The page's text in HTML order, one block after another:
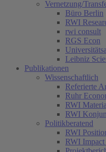
Vernetzung/
Büro Berlin
RWI
rwi consult
RGS Econ
Leibniz
Publikationen
Wissenschaftlich
Referierte
Ruhr
RWI
RWI
Politikberatend
RWI
RWI Impact